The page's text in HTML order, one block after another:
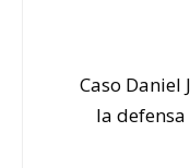
Caso Daniel
la